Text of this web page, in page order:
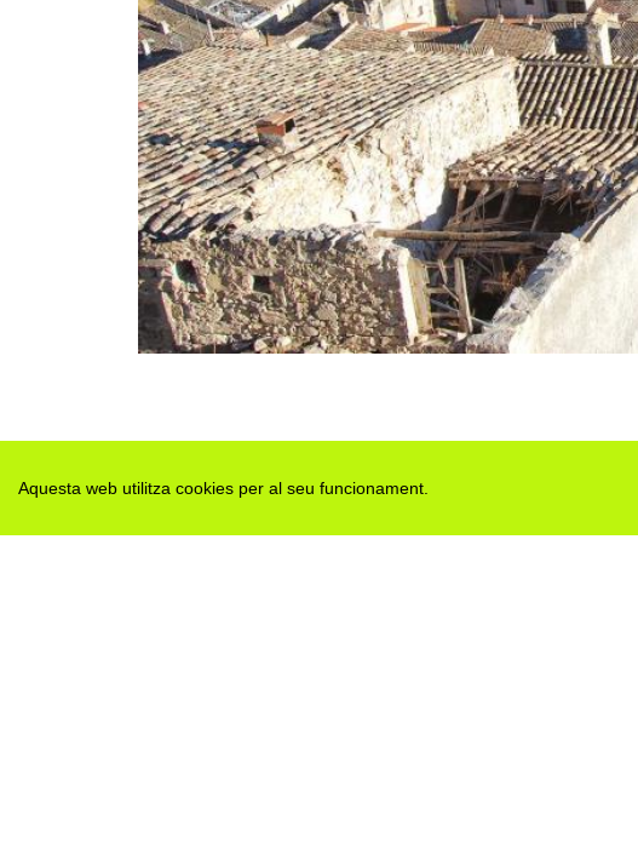
Aquesta web utilitza cookies per al seu funcionament.